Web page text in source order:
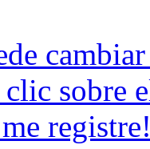
sobre